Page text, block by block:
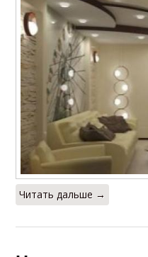
Читать дальше →